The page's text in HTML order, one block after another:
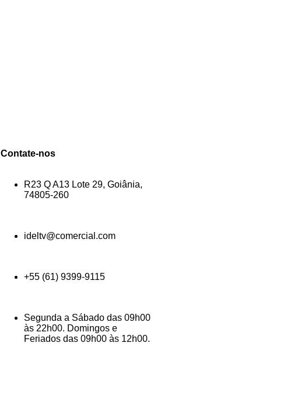
Contate-nos
R23 Q A13 Lote 29, Goiânia,
74805-260
ideltv@comercial.com
+55 (61) 9399-9115
Segunda a Sábado das 09h00
às 22h00. Domingos e
Feriados das 09h00 às 12h00.